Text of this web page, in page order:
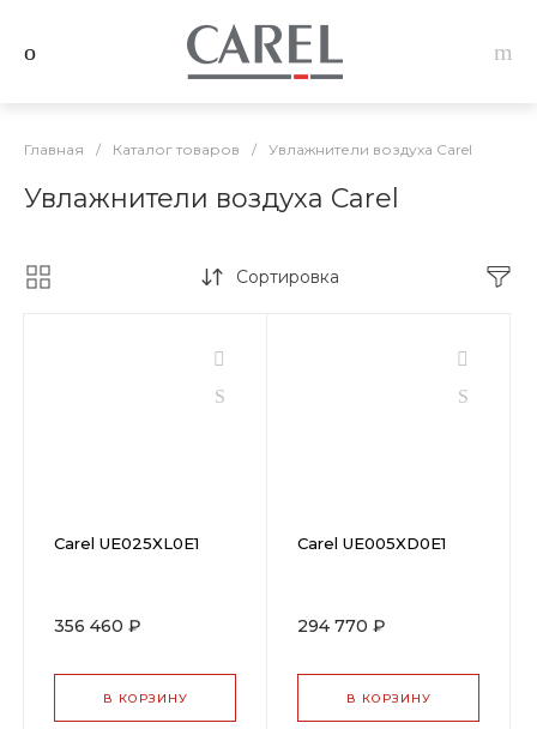
Главная / Каталог товаров / Увлажнители воздуха Carel
Увлажнители воздуха Carel
Сортировка
Carel UE025XL0E1
356 460 ₽
В КОРЗИНУ
Carel UE005XD0E1
294 770 ₽
В КОРЗИНУ